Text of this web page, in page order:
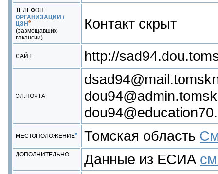
ТЕЛЕФОН
ОРГАНИЗАЦИИ /
ЦЗН
(размещавших
вакансии)
Контакт скрыт
САЙТ http://
ЭЛ.ПОЧТА
МЕСТОПОЛОЖЕНИЕ Томская область
ДОПОЛНИТЕЛЬНО Данные из ЕСИА